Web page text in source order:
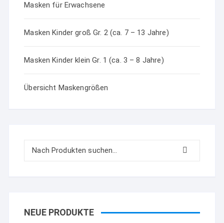
Masken für Erwachsene
Masken Kinder groß Gr. 2 (ca. 7 – 13 Jahre)
Masken Kinder klein Gr. 1 (ca. 3 – 8 Jahre)
Übersicht Maskengrößen
NEUE PRODUKTE